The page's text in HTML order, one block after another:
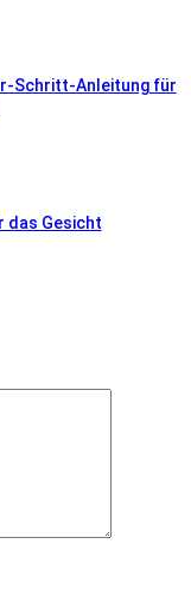
Schritt-Anleitung für
das Gesicht
Kommentar: